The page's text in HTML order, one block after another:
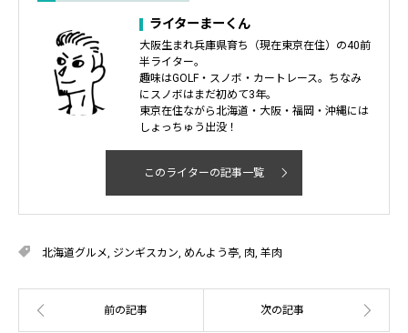
ライターまーくん
大阪生まれ兵庫県育ち（現在東京在住）の40前
半ライター。
趣味はGOLF・スノボ・カートレース。ちなみ
にスノボはまだ初めて3年。
東京在住ながら北海道・大阪・福岡・沖縄には
しょっちゅう出没！
このライターの記事一覧
北海道グルメ ジンギスカン めんよう亭 肉 羊肉